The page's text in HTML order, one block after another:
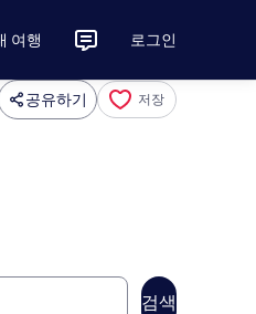
여행 로그인
공유하기 저장
검색